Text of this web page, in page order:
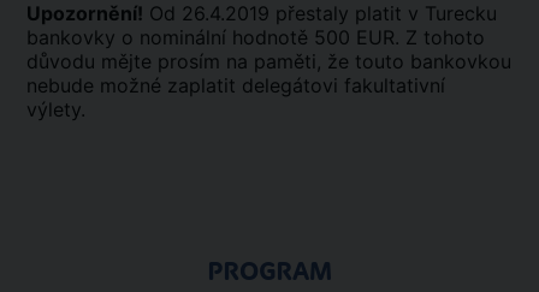
Upozornění! Od 26.4.2019 přestaly platit v Turecku
bankovky o nominální hodnotě 500 EUR. Z tohoto
důvodu mějte prosím na paměti, že touto bankovkou
nebude možné zaplatit delegátovi fakultativní
výlety.
PROGRAM